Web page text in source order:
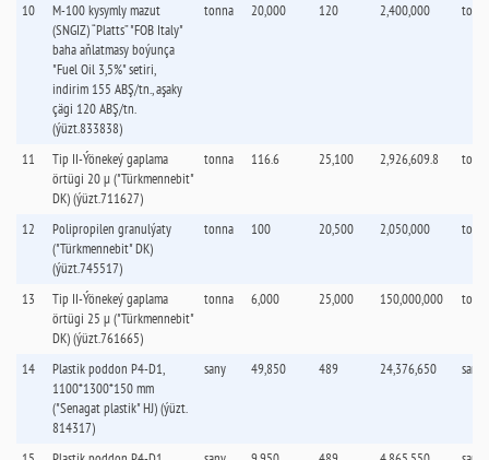
10
М-100 kysymly mazut
(SNGIZ) “Platts” "FOB Italy"
baha aňlatmasy boýunça
"Fuel Oil 3,5%" setiri,
indirim 155 ABŞ/tn., aşaky
çägi 120 ABŞ/tn.
(ýüzt.833838)
tonna 20,000 120 2,400,000
11
Tip II-Ýönekeý gaplama
örtügi 20 µ ("Türkmennebit"
DK) (ýüzt.711627)
tonna 116.6 25,100 2,926,609.8
12
Polipropilen granulýaty
("Türkmennebit" DK)
(ýüzt.745517)
tonna 100 20,500 2,050,000
13
Tip II-Ýönekeý gaplama
örtügi 25 µ ("Türkmennebit"
DK) (ýüzt.761665)
tonna 6,000 25,000 150,000,000
14
Plastik poddon P4-D1,
1100*1300*150 mm
("Senagat plastik" HJ) (ýüzt.
814317)
sany 49,850 489 24,376,650 sany